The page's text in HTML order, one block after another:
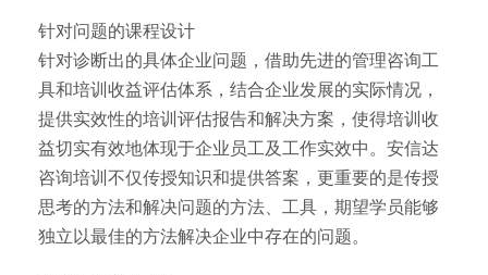
针对问题的课程设计
针对诊断出的具体企业问题，借助先进的管理咨询工
具和培训收益评估体系，结合企业发展的实际情况，
提供实效性的培训评估报告和解决方案，使得培训收
益切实有效地体现于企业员工及工作实效中。安信达
咨询培训不仅传授知识和提供答案，更重要的是传授
思考的方法和解决问题的方法、工具，期望学员能够
独立以最佳的方法解决企业中存在的问题。